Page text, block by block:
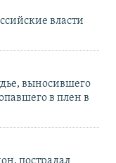
власти
выносившего
в плен в